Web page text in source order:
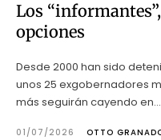
Los
opciones
Desde 2000 han sido
unos 25 exgobernadores
más seguirán cayendo en...
01/07/2026 OTTO